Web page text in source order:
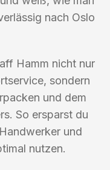
nach Oslo
Hamm nicht nur
sondern
und dem
So ersparst du
und
nutzen.